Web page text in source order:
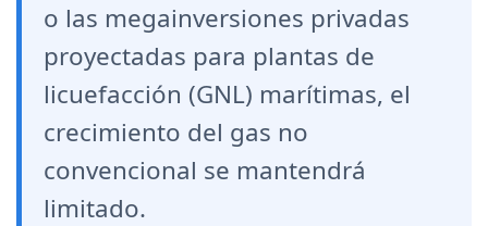
o las megainversiones privadas
proyectadas para plantas de
licuefacción (GNL) marítimas, el
crecimiento del gas no
convencional se mantendrá
limitado.